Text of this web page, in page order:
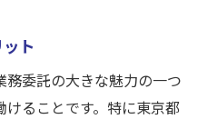
ト
委託の大きな魅力の一つ
ることです。特に東京都